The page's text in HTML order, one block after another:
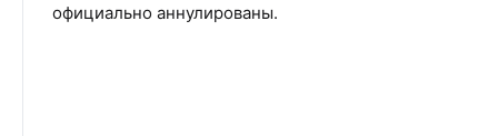
официально аннулированы.